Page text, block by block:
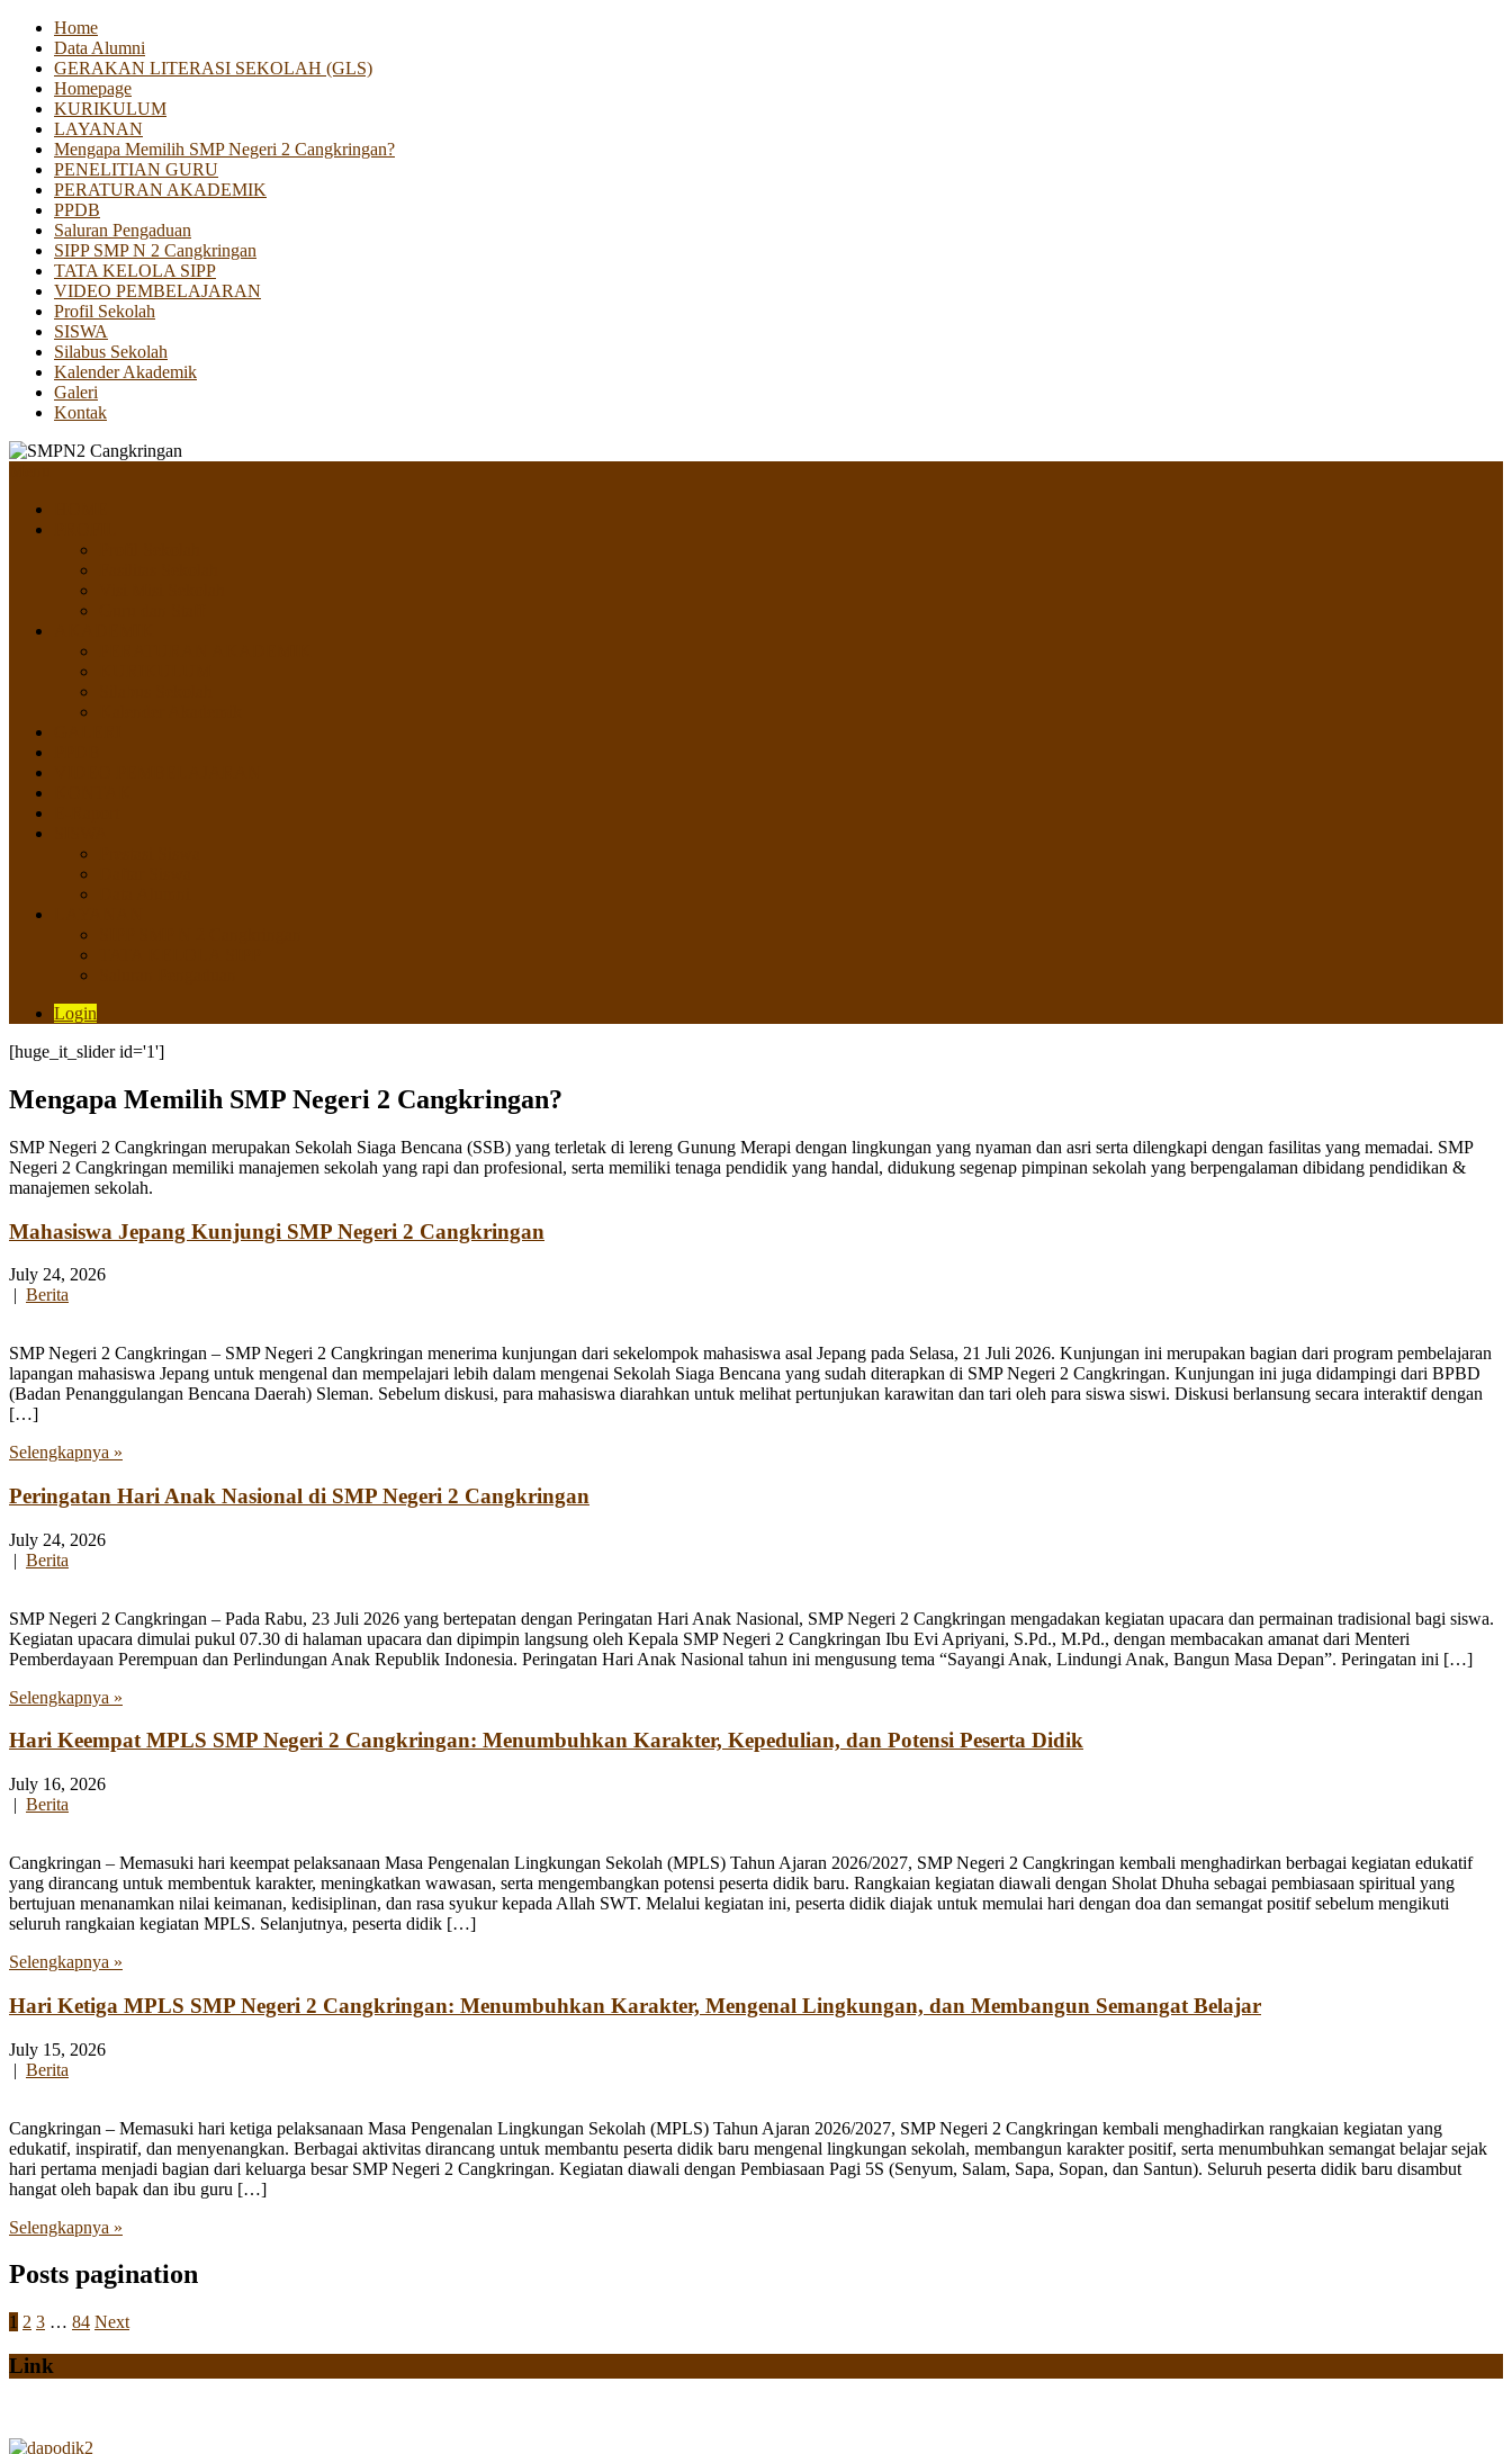
Home
Data Alumni
GERAKAN LITERASI SEKOLAH (GLS)
Homepage
KURIKULUM
LAYANAN
Mengapa Memilih SMP Negeri 2 Cangkringan?
PENELITIAN GURU
PERATURAN AKADEMIK
PPDB
Saluran Pengaduan
SIPP SMP N 2 Cangkringan
TATA KELOLA SIPP
VIDEO PEMBELAJARAN
Profil Sekolah
SISWA
Silabus Sekolah
Kalender Akademik
Galeri
Kontak
Login
[huge_it_slider id='1']
Mengapa Memilih SMP Negeri 2 Cangkringan?
SMP Negeri 2 Cangkringan merupakan Sekolah Siaga Bencana (SSB) yang terletak di lereng Gunung Merapi dengan lingkungan yang nyaman dan asri serta dilengkapi dengan fasilitas yang memadai. SMP
Negeri 2 Cangkringan memiliki manajemen sekolah yang rapi dan profesional, serta memiliki tenaga pendidik yang handal, didukung segenap pimpinan sekolah yang berpengalaman dibidang pendidikan &
manajemen sekolah.
Mahasiswa Jepang Kunjungi SMP Negeri 2 Cangkringan
July 24, 2026
| Berita
SMP Negeri 2 Cangkringan – SMP Negeri 2 Cangkringan menerima kunjungan dari sekelompok mahasiswa asal Jepang pada Selasa, 21 Juli 2026. Kunjungan ini merupakan bagian dari program pembelajaran
lapangan mahasiswa Jepang untuk mengenal dan mempelajari lebih dalam mengenai Sekolah Siaga Bencana yang sudah diterapkan di SMP Negeri 2 Cangkringan. Kunjungan ini juga didampingi dari BPBD
(Badan Penanggulangan Bencana Daerah) Sleman. Sebelum diskusi, para mahasiswa diarahkan untuk melihat pertunjukan karawitan dan tari oleh para siswa siswi. Diskusi berlansung secara interaktif dengan
[…]
Selengkapnya »
Peringatan Hari Anak Nasional di SMP Negeri 2 Cangkringan
July 24, 2026
| Berita
SMP Negeri 2 Cangkringan – Pada Rabu, 23 Juli 2026 yang bertepatan dengan Peringatan Hari Anak Nasional, SMP Negeri 2 Cangkringan mengadakan kegiatan upacara dan permainan tradisional bagi siswa.
Kegiatan upacara dimulai pukul 07.30 di halaman upacara dan dipimpin langsung oleh Kepala SMP Negeri 2 Cangkringan Ibu Evi Apriyani, S.Pd., M.Pd., dengan membacakan amanat dari Menteri
Pemberdayaan Perempuan dan Perlindungan Anak Republik Indonesia. Peringatan Hari Anak Nasional tahun ini mengusung tema “Sayangi Anak, Lindungi Anak, Bangun Masa Depan”. Peringatan ini […]
Selengkapnya »
Hari Keempat MPLS SMP Negeri 2 Cangkringan: Menumbuhkan Karakter, Kepedulian, dan Potensi Peserta Didik
July 16, 2026
| Berita
Cangkringan – Memasuki hari keempat pelaksanaan Masa Pengenalan Lingkungan Sekolah (MPLS) Tahun Ajaran 2026/2027, SMP Negeri 2 Cangkringan kembali menghadirkan berbagai kegiatan edukatif
yang dirancang untuk membentuk karakter, meningkatkan wawasan, serta mengembangkan potensi peserta didik baru. Rangkaian kegiatan diawali dengan Sholat Dhuha sebagai pembiasaan spiritual yang
bertujuan menanamkan nilai keimanan, kedisiplinan, dan rasa syukur kepada Allah SWT. Melalui kegiatan ini, peserta didik diajak untuk memulai hari dengan doa dan semangat positif sebelum mengikuti
seluruh rangkaian kegiatan MPLS. Selanjutnya, peserta didik […]
Selengkapnya »
Hari Ketiga MPLS SMP Negeri 2 Cangkringan: Menumbuhkan Karakter, Mengenal Lingkungan, dan Membangun Semangat Belajar
July 15, 2026
| Berita
Cangkringan – Memasuki hari ketiga pelaksanaan Masa Pengenalan Lingkungan Sekolah (MPLS) Tahun Ajaran 2026/2027, SMP Negeri 2 Cangkringan kembali menghadirkan rangkaian kegiatan yang
edukatif, inspiratif, dan menyenangkan. Berbagai aktivitas dirancang untuk membantu peserta didik baru mengenal lingkungan sekolah, membangun karakter positif, serta menumbuhkan semangat belajar sejak
hari pertama menjadi bagian dari keluarga besar SMP Negeri 2 Cangkringan. Kegiatan diawali dengan Pembiasaan Pagi 5S (Senyum, Salam, Sapa, Sopan, dan Santun). Seluruh peserta didik baru disambut
hangat oleh bapak dan ibu guru […]
Selengkapnya »
Posts pagination
1 2 3 … 84 Next
Link